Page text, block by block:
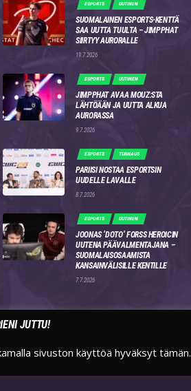
ESPORTS UUTINEN
SUOMALAINEN ESPORTS-KENTTÄ
SAA UUTTA TUULTA – JIMPPHAT
SIIRTYY AURORALLE
19.7.2026
ESPORTS UUTINEN
JIMPPHAT AVAA MOUZ:STA
LÄHTÖÄÄN JA UUTTA ALKUA
AURORASSA
9.7.2026
ESPORTS TURNAUS
PARIISI NOSTAA ESPORTSIN
UUDELLE LAVALLE
8.7.2026
ESPORTS UUTINEN
JOONAS ‘DOTO’ FORSS HEROICIN
UUTENA PÄÄVALMENTAJANA –
SUOMALAISOSAAMISTA
KANSAINVÄLISILLE KENTILLE
7.7.2026
INSTAGRAM TWITCH
JUTTU!
sivuston käyttöä hyväksyt tämän.